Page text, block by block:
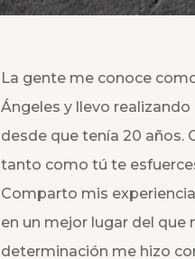
La gente me conoce
Ángeles y llevo
desde que tenía 20 años.
tanto como tú te
Comparto mis
en un mejor lugar del que
determinación me hizo